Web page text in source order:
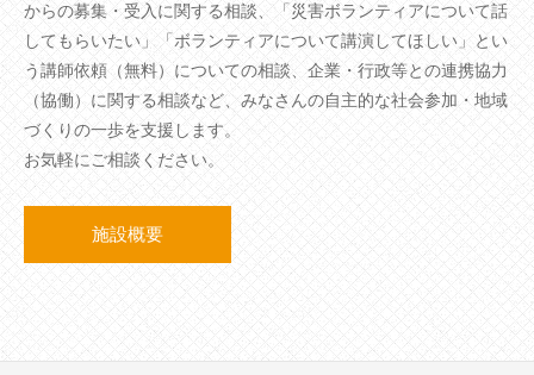
からの募集・受入に関する相談、「災害ボランティアについて話
してもらいたい」「ボランティアについて講演してほしい」とい
う講師依頼（無料）についての相談、企業・行政等との連携協力
（協働）に関する相談など、みなさんの自主的な社会参加・地域
づくりの一歩を支援します。
お気軽にご相談ください。
施設概要